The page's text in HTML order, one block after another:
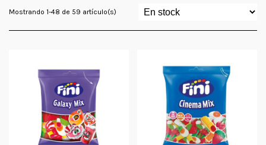
Mostrando 1-48 de 59 artículo(s)